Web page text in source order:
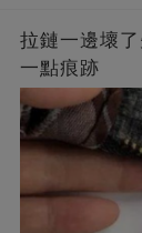
拉鏈一邊壞
一點痕跡